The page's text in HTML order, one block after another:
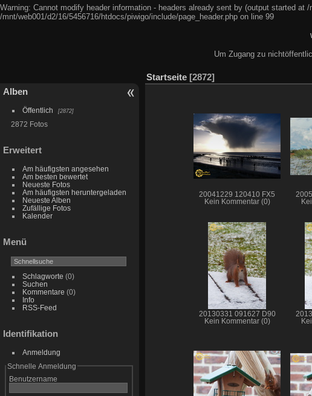
Warning: Cannot modify header information - headers already sent by (output started
/mnt/web001/d2/16/5456716/htdocs/piwigo/include/page_header.php on line 99
Um Zugang zu
Alben
Öffentlich 2872
2872 Fotos
Erweitert
Am häufigsten angesehen
Am besten bewertet
Neueste Fotos
Am häufigsten heruntergeladen
Neueste Alben
Zufällige Fotos
Kalender
Menü
Schlagworte (0)
Suchen
Kommentare (0)
Info
RSS-Feed
Identifikation
Anmeldung
Schnelle Anmeldung
Benutzername
Startseite 2872
20041229 120410 FX5
Kein Kommentar (0)
20130331 091627 D90
Kein Kommentar (0)